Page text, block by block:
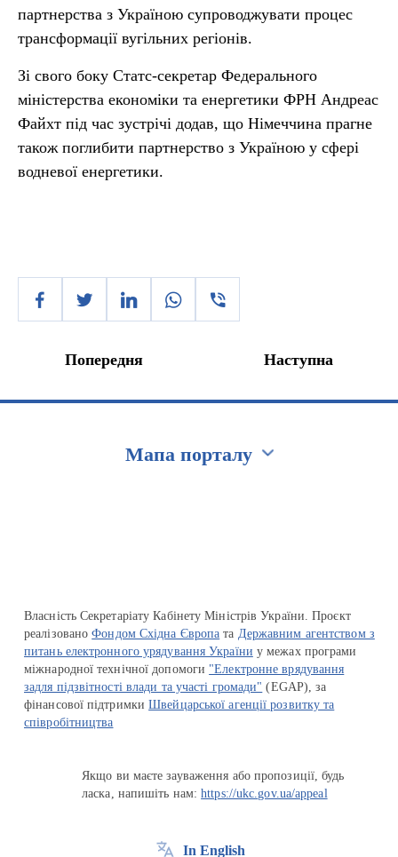
партнерства з Україною супроводжувати процес
трансформації вугільних регіонів.
Зі свого боку Статс-секретар Федерального
міністерства економіки та енергетики ФРН Андреас
Файхт під час зустрічі додав, що Німеччина прагне
також поглибити партнерство з Україною у сфері
водневої енергетики.
Попередня Наступна
Мапа порталу
Власність Секретаріату Кабінету Міністрів України. Проєкт
реалізованоФондом Східна Європа та Державним агентством з
питань електронного урядування України у межах програми
міжнародної технічної допомоги "Електронне врядування
задля підзвітності влади та участі громади" (EGAP), за
фінансової підтримкиШвейцарської агенції розвитку та
співробітництва
Якщо ви маєте зауваження або пропозиції, будь
ласка, напишіть нам:https://ukc.gov.ua/appeal
In English